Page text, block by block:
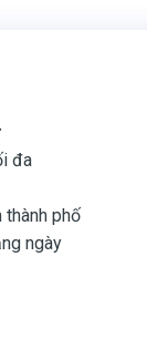
đa
phố
ngày